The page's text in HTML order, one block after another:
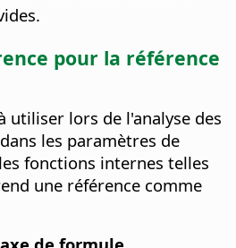
pour la référence
utiliser lors de l'analyse des
les paramètres de
fonctions internes telles
une référence comme